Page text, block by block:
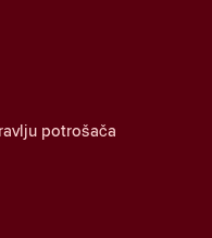
potrošača